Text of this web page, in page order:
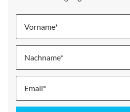
Vorname
Nachname
Melde
für